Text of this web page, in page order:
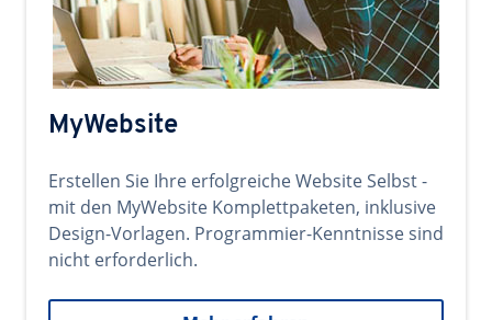
MyWebsite
Erstellen Sie Ihre erfolgreiche Website Selbst -
mit den MyWebsite Komplettpaketen, inklusive
Design-Vorlagen. Programmier-Kenntnisse sind
nicht erforderlich.